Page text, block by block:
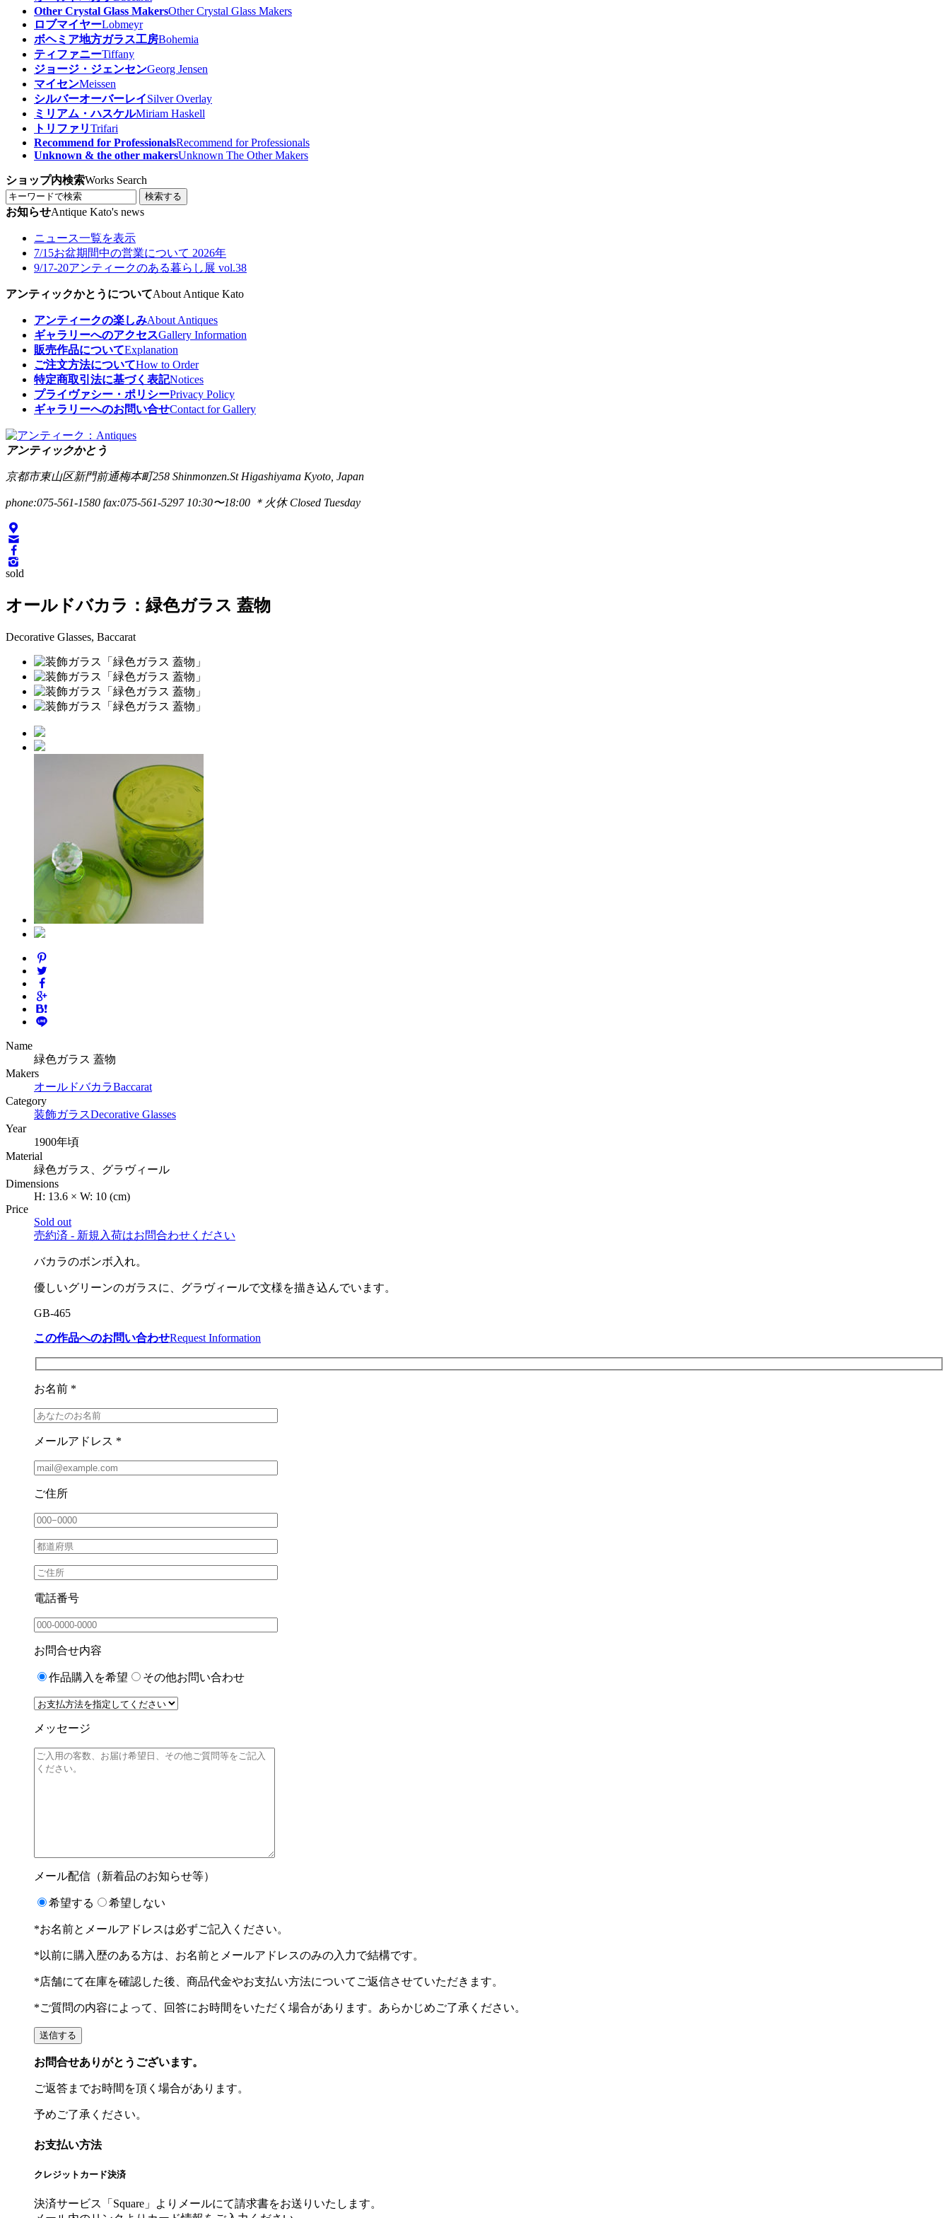
Other Crystal Glass MakersOther Crystal Glass Makers
ロブマイヤーLobmeyr
ボヘミア地方ガラス工房Bohemia
ティファニーTiffany
ジョージ・ジェンセンGeorg Jensen
マイセンMeissen
シルバーオーバーレイSilver Overlay
ミリアム・ハスケルMiriam Haskell
トリファリTrifari
Recommend for ProfessionalsRecommend for Professionals
Unknown & the other makersUnknown The Other Makers
ショップ内検索Works Search
検索する
お知らせAntique Kato's news
ニュース一覧を表示
7/15お盆期間中の営業について 2026年
9/17-20アンティークのある暮らし展 vol.38
アンティックかとうについてAbout Antique Kato
アンティークの楽しみAbout Antiques
ギャラリーへのアクセスGallery Information
販売作品についてExplanation
ご注文方法についてHow to Order
特定商取引法に基づく表記Notices
プライヴァシー・ポリシーPrivacy Policy
ギャラリーへのお問い合せContact for Gallery
アンティックかとう
京都市東山区新門前通梅本町258 Shinmonzen.St Higashiyama Kyoto, Japan
phone:075-561-1580 fax:075-561-5297 10:30〜18:00 ＊火休 Closed Tuesday
sold
オールドバカラ：緑色ガラス 蓋物
Decorative Glasses, Baccarat
Name
緑色ガラス 蓋物
Makers
オールドバカラBaccarat
Category
装飾ガラスDecorative Glasses
Year
1900年頃
Material
緑色ガラス、グラヴィール
Dimensions
H: 13.6 × W: 10 (cm)
Price
Sold out
売約済 - 新規入荷はお問合わせください
バカラのボンボ入れ。
優しいグリーンのガラスに、グラヴィールで文様を描き込んでいます。
GB-465
この作品へのお問い合わせRequest Information
お名前 *
メールアドレス *
ご住所
電話番号
お問合せ内容
作品購入を希望 その他お問い合わせ
メッセージ
メール配信（新着品のお知らせ等）
希望する 希望しない
*お名前とメールアドレスは必ずご記入ください。
*以前に購入歴のある方は、お名前とメールアドレスのみの入力で結構です。
*店舗にて在庫を確認した後、商品代金やお支払い方法についてご返信させていただきます。
*ご質問の内容によって、回答にお時間をいただく場合があります。あらかじめご了承ください。
お問合せありがとうございます。
ご返答までお時間を頂く場合があります。
予めご了承ください。
お支払い方法
クレジットカード決済
決済サービス「Square」よりメールにて請求書をお送りいたします。